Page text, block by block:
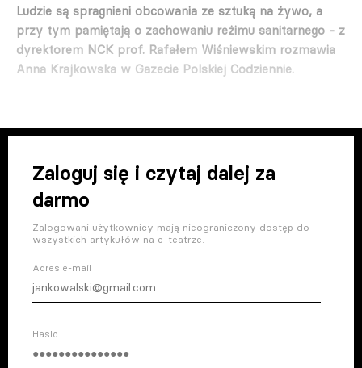
Ludzie są spragnieni obcowania ze sztuką na żywo, a
przy tym pamiętają o zachowaniu reżimu sanitarnego - z
dyrektorem NCK prof. Rafałem Wiśniewskim rozmawia
Anna Krajkowska w Gazecie Polskiej Codziennie.
Zaloguj się i czytaj dalej za
darmo
Zalogowani użytkownicy mają nieograniczony dostęp do
wszystkich artykułów na e-teatrze.
Adres e-mail
Haslo